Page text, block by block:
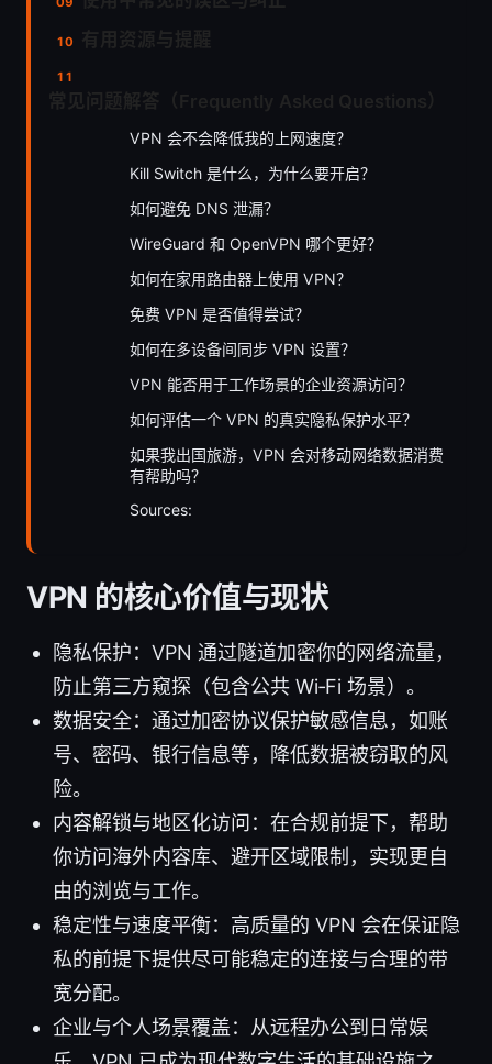
VPN 会不会降低我的上网速度？
Kill Switch 是什么，为什么要开启？
如何避免 DNS 泄漏？
WireGuard 和 OpenVPN 哪个更好？
如何在家用路由器上使用 VPN？
免费 VPN 是否值得尝试？
如何在多设备间同步 VPN 设置？
VPN 能否用于工作场景的企业资源访问？
如何评估一个 VPN 的真实隐私保护水平？
如果我出国旅游，VPN 会对移动网络数据消费
有帮助吗？
Sources:
VPN 的核心价值与现状
隐私保护：VPN 通过隧道加密你的网络流量，
防止第三方窥探（包含公共 Wi‑Fi 场景）。
数据安全：通过加密协议保护敏感信息，如账
号、密码、银行信息等，降低数据被窃取的风
险。
内容解锁与地区化访问：在合规前提下，帮助
你访问海外内容库、避开区域限制，实现更自
由的浏览与工作。
稳定性与速度平衡：高质量的 VPN 会在保证隐
私的前提下提供尽可能稳定的连接与合理的带
宽分配。
企业与个人场景覆盖：从远程办公到日常娱